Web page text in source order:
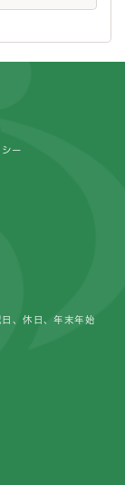
ー
、休日、年末年始